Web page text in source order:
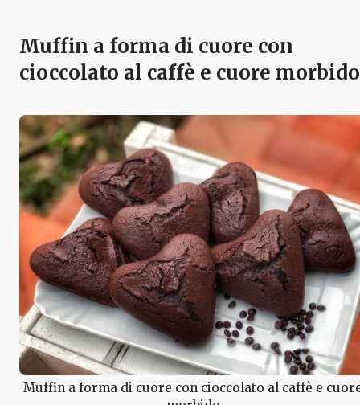
Muffin a forma di cuore con
cioccolato al caffè e cuore morbido
Muffin a forma di cuore con cioccolato al caffè e